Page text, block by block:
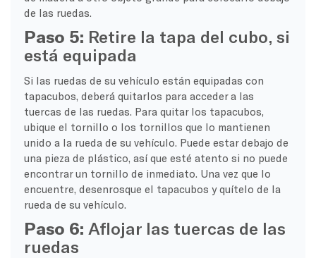
de las ruedas.
Paso 5: Retire la tapa del cubo, si
está equipada
Si las ruedas de su vehículo están equipadas con
tapacubos, deberá quitarlos para acceder a las
tuercas de las ruedas. Para quitar los tapacubos,
ubique el tornillo o los tornillos que lo mantienen
unido a la rueda de su vehículo. Puede estar debajo de
una pieza de plástico, así que esté atento si no puede
encontrar un tornillo de inmediato. Una vez que lo
encuentre, desenrosque el tapacubos y quítelo de la
rueda de su vehículo.
Paso 6: Aflojar las tuercas de las
ruedas